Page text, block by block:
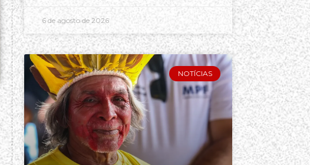
6 de agosto de 2026
NOTÍCIAS